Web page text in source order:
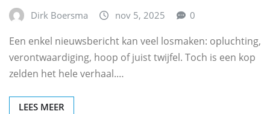
Dirk Boersma nov 5, 2025 0
Een enkel nieuwsbericht kan veel losmaken: opluchting,
verontwaardiging, hoop of juist twijfel. Toch is een kop
zelden het hele verhaal.…
LEES MEER